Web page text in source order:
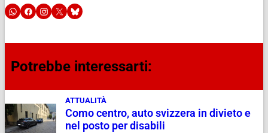
Potrebbe interessarti:
ATTUALITÀ
Como centro, auto svizzera in divieto e
nel posto per disabili